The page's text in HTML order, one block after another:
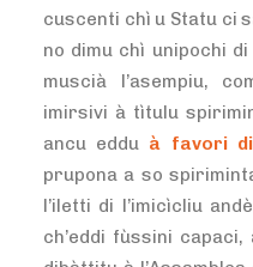
cuscenti chì u Statu ci
no dimu chì unipochi
muscià l’asempiu,
imirsivi à tìtulu
ancu eddu à favori di
prupona a so
l’iletti di l’imicìcliu
ch’eddi fùssini